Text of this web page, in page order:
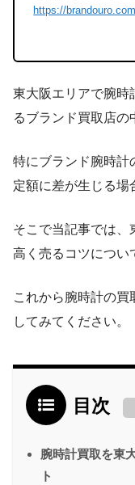
https://
東大阪エリアで腕時
るブランド買取店の
特にブランド腕時計
定額に差が生じる場
そこで当記事では、
高く売るコツについ
これから腕時計の買
してみてください。
目次
腕時計買取を東
ト